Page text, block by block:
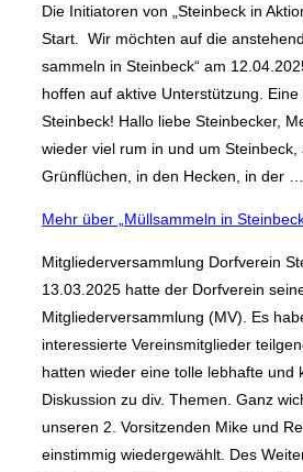
Die Initiatoren von „Steinbeck in
Start. Wir möchten auf die
sammeln in Steinbeck“ am
hoffen auf aktive Unterstützung.
Steinbeck! Hallo liebe Steinbecker,
wieder viel rum in und um
Grünflüchen, in den Hecken, in der …
Mehr über „Müllsammeln in
Mitgliederversammlung Dorfverein
13.03.2025 hatte der Dorfverein
Mitgliederversammlung (MV). Es
interessierte Vereinsmitglieder
hatten wieder eine tolle lebhafte und
Diskussion zu div. Themen. Ganz
unseren 2. Vorsitzenden Mike und
einstimmig wiedergewählt. Des